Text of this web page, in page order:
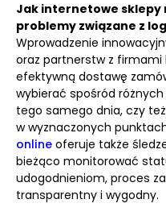
Jak internetowe sklepy
problemy związane z
Wprowadzenie
oraz partnerstw z firmami
efektywną dostawę
wybierać spośród
tego samego dnia, czy
w wyznaczonych
online oferuje także
bieżąco monitorować
udogodnieniom, proces
transparentny i wygodny.